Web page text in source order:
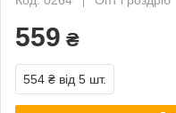
559 ₴
554 ₴ від 5 шт.